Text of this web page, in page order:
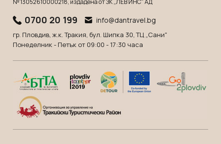
№ 13052610000218, издадена от ЗК „ЛЕВ ИНС” АД
0700 20 199 info@dantravel.bg
гр. Пловдив, ж.к. Тракия, бул. Шипка 30, ТЦ „Сани"
Понеделник - Петък от 09:00 - 17:30 часа